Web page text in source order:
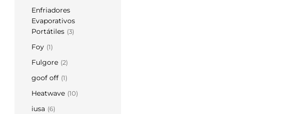
Enfriadores
Evaporativos
Portátiles (3)
Foy (1)
Fulgore (2)
goof off (1)
Heatwave (10)
iusa (6)